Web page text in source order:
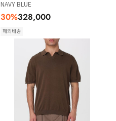
NAVY BLUE
30%328,000
해외배송